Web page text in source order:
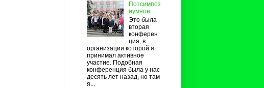
Потсимпоз
иумное
Это была
вторая
конферен
ция, в
организации которой я
принимал активное
участие. Подобная
конференция была у нас
десять лет назад, но там
я...